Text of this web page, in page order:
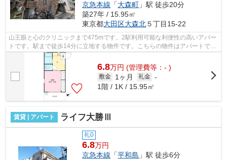
京急本線 「大森町 」駅 徒歩20分
築27年 / 15.95㎡
東京都大田区大森北５丁目15-22
山王眼と心のクリニックまで475mです。2駅利用可能な利便性の高いアパー
トです。駅まで徒歩14分に立地する物件です。こちらの物件はアパートで
す。物件から駅までは平坦な道なので、快...
6.8万円 (管理費等：- )
敷金 1ヶ月 礼金 -
1階 / 1K / 15.95㎡
賃貸 | アパート ライフ大勝Ⅲ
礼0
6.8万円
京急本線 「平和島 」駅 徒歩6分